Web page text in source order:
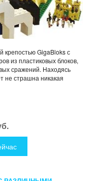
крепостью GigaBloks с
из пластиковых блоков,
сражений. Находясь
не страшна никакая